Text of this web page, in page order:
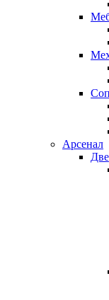
Арсенал